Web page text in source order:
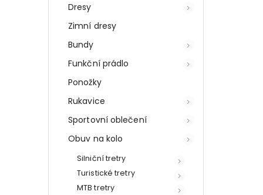
Dresy
Zimní dresy
Bundy
Funkční prádlo
Ponožky
Rukavice
Sportovní oblečení
Obuv na kolo
Silniční tretry
Turistické tretry
MTB tretry